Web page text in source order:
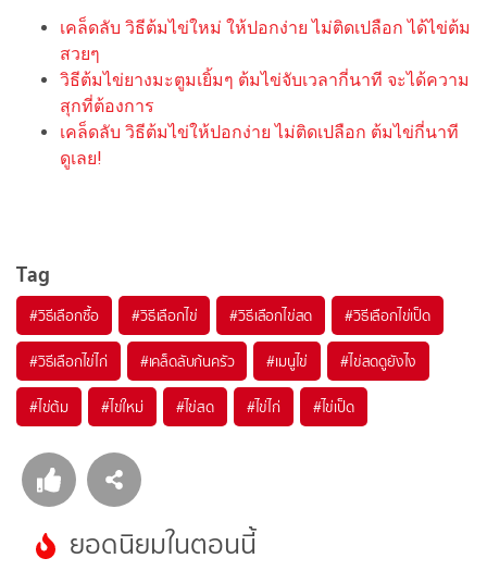
เคล็ดลับ วิธีต้มไข่ใหม่ ให้ปอกง่าย ไม่ติดเปลือก ได้ไข่ต้ม
สวยๆ
วิธีต้มไข่ยางมะตูมเยิ้มๆ ต้มไข่จับเวลากี่นาที จะได้ความ
สุกที่ต้องการ
เคล็ดลับ วิธีต้มไข่ให้ปอกง่าย ไม่ติดเปลือก ต้มไข่กี่นาที
ดูเลย!
Tag
#วิธีเลือกซื้อ #วิธีเลือกไข่ #วิธีเลือกไข่สด #วิธีเลือกไข่เป็ด
#วิธีเลือกไข่ไก่ #เคล็ดลับก้นครัว #เมนูไข่ #ไข่สดดูยังไง
#ไข่ต้ม #ไข่ใหม่ #ไข่สด #ไข่ไก่ #ไข่เป็ด
ยอดนิยมในตอนนี้